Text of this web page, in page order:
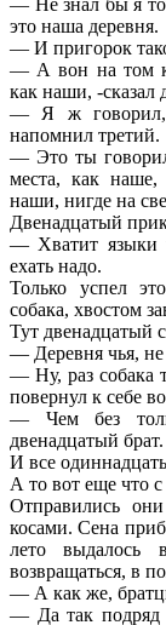
это наша деревня.
— И пригорок
— А вон на том
как наши, -сказал
— Я ж говорил,
напомнил третий.
— Это ты
места, как наше,
наши, нигде на
Двенадцатый
— Хватит языки
ехать надо.
Только успел
собака, хвостом
Тут двенадцатый
— Деревня чья, не
— Ну, раз собака
повернул к себе
— Чем без
двенадцатый брат.
И все
А то вот еще что
Отправились
косами. Сена
лето
возвращаться, в
— А как же,
— Да так подряд